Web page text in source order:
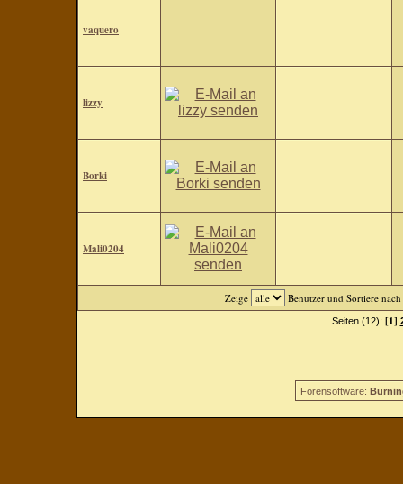
vaquero
lizzy
Borki
Mali0204
Zeige Benutzer und Sortiere nach
Seiten (12): [1]
Forensoftware: